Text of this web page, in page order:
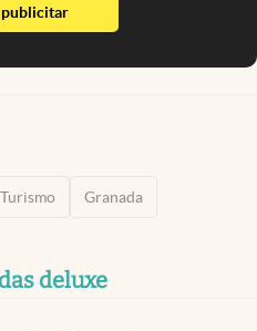
abre en nueva pestaña
Turismo Granada
deluxe